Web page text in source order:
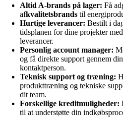
Altid A-brands på lager: Få
afkvalitetsbrands til
Hurtige leverancer: Bestilt i
tidsplanen for dine projekter
leverancer.
Personlig account manager:
og få direkte support gennem
kontaktperson.
Teknisk support og træning:
produkttræning og tekniske
dit team.
Forskellige kreditmuligheder:
til at understøtte din